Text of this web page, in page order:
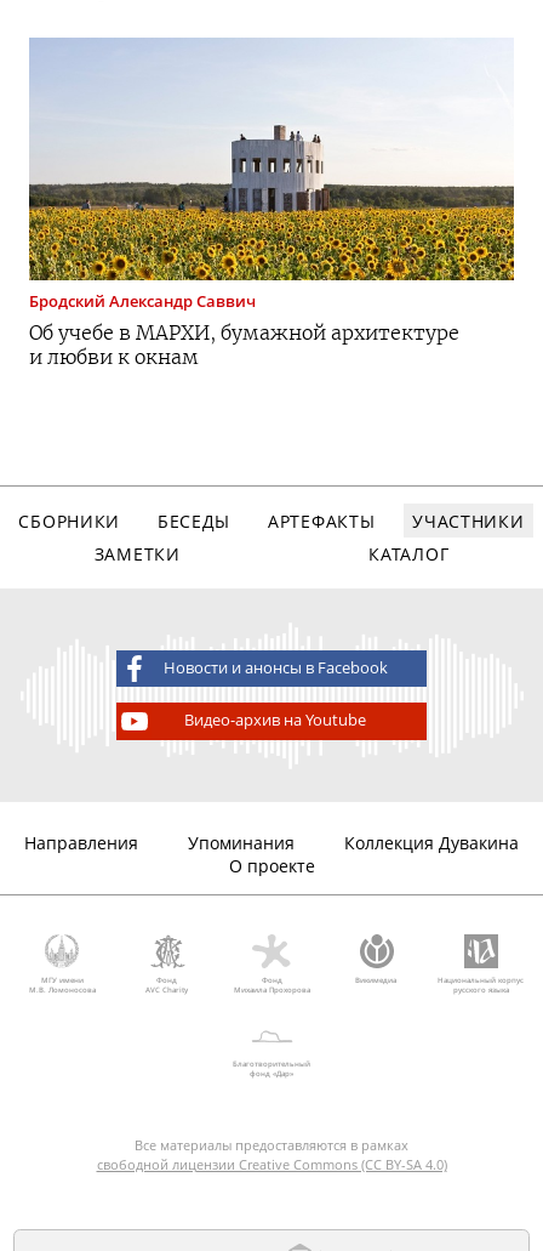
Бродский Александр Саввич
Об учебе в МАРХИ, бумажной архитектуре
и любви к окнам
СБОРНИКИ БЕСЕДЫ АРТЕФАКТЫ
УЧАСТНИКИ
ЗАМЕТКИ
КАТАЛОГ
Новости и анонсы в Facebook
Видео-архив на Youtube
Направления Упоминания
Коллекция Дувакина
О проекте
МГУ имени
М.В. Ломоносова
Фонд
AVC Charity
Фонд
Михаила Прохорова
Викимедиа
Национальный корпус
русского языка
Благотворительный
фонд «Дар»
Все материалы предоставляются в рамках
свободной лицензии Creative Commons (CC BY-SA 4.0)